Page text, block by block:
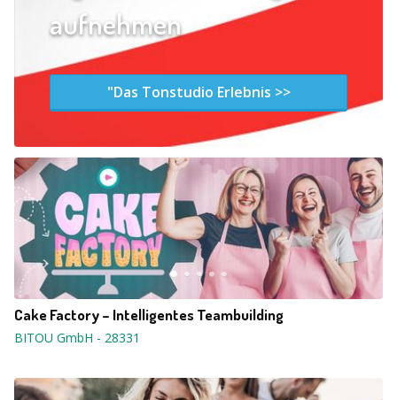
aufnehmen
"Das Tonstudio Erlebnis >>
Cake Factory – Intelligentes Teambuilding
BITOU GmbH - 28331